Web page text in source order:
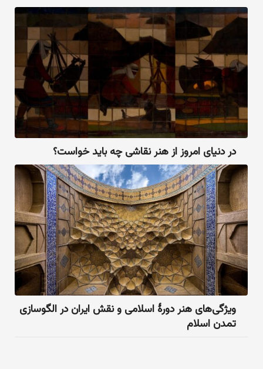
در دنیای امروز از هنر نقاشی چه باید خواست؟
ویژگی‌های هنر دورهٔ اسلامی و نقش ایران در الگوسازی
تمدن اسلام